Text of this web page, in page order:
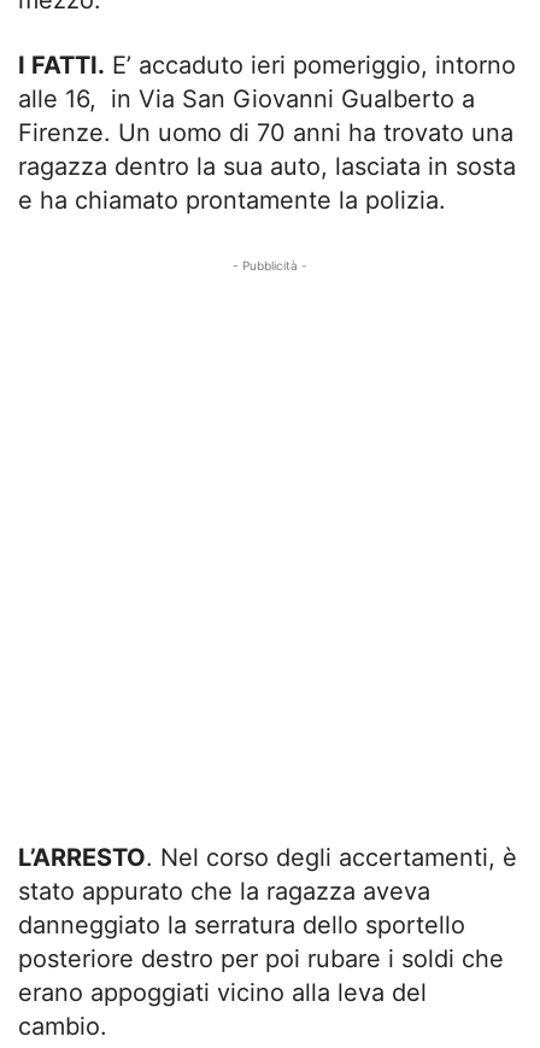
I FATTI. E’ accaduto ieri pomeriggio, intorno
alle 16, in Via San Giovanni Gualberto a
Firenze. Un uomo di 70 anni ha trovato una
ragazza dentro la sua auto, lasciata in sosta
e ha chiamato prontamente la polizia.
- Pubblicità -
L’ARRESTO. Nel corso degli accertamenti, è
stato appurato che la ragazza aveva
danneggiato la serratura dello sportello
posteriore destro per poi rubare i soldi che
erano appoggiati vicino alla leva del
cambio.